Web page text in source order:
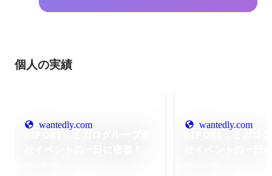
個人の実績
wantedly.com wantedly.com